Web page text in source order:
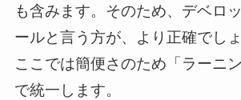
も含みます。そのため、デベロ
ールと言う方が、より正確でし
ここでは簡便さのため「ラーニ
で統一します。